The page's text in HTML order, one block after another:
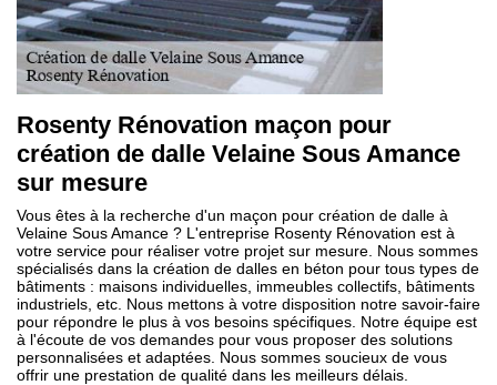
Rosenty Rénovation maçon pour
création de dalle Velaine Sous Amance
sur mesure
Vous êtes à la recherche d'un maçon pour création de dalle à
Velaine Sous Amance ? L'entreprise Rosenty Rénovation est à
votre service pour réaliser votre projet sur mesure. Nous sommes
spécialisés dans la création de dalles en béton pour tous types de
bâtiments : maisons individuelles, immeubles collectifs, bâtiments
industriels, etc. Nous mettons à votre disposition notre savoir-faire
pour répondre le plus à vos besoins spécifiques. Notre équipe est
à l'écoute de vos demandes pour vous proposer des solutions
personnalisées et adaptées. Nous sommes soucieux de vous
offrir une prestation de qualité dans les meilleurs délais.